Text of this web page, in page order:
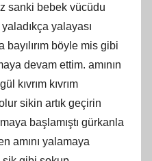
sanki bebek vücüdu
yalayası
böyle mis gibi
devam ettim. amının
kıvrım kıvrım
sikin artık geçirin
başlamıştı gürkanla
amını yalamaya